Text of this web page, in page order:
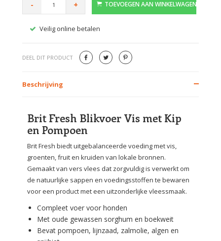
- + TOEVOEGEN AAN WINKELWAGEN
Veilig online betalen
DEEL DIT PRODUCT
Beschrijving
Brit Fresh Blikvoer Vis met Kip
en Pompoen
Brit Fresh biedt uitgebalanceerde voeding met vis,
groenten, fruit en kruiden van lokale bronnen.
Gemaakt van vers vlees dat zorgvuldig is verwerkt om
de natuurlijke sappen en voedingsstoffen te bewaren
voor een product met een uitzonderlijke vleessmaak.
Compleet voer voor honden
Met oude gewassen sorghum en boekweit
Bevat pompoen, lijnzaad, zalmolie, algen en